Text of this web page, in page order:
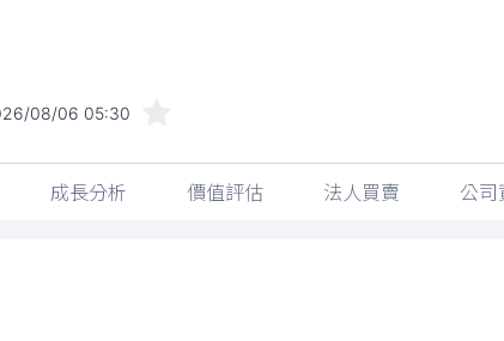
08/06 05:30
成長分析 價值評估 法人買賣 公司